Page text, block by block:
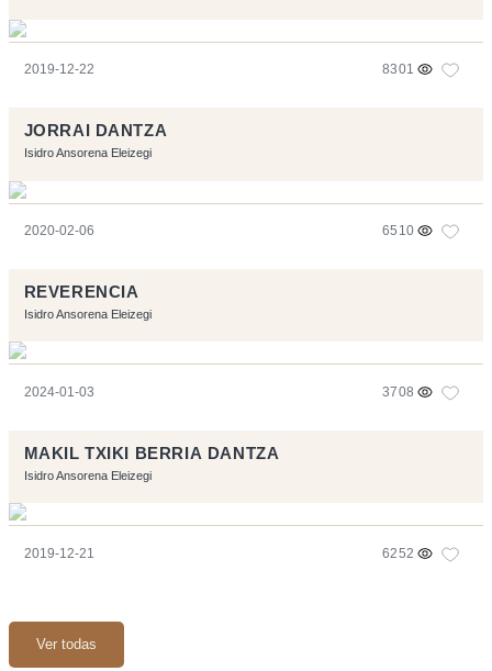
2019-12-22 8301
JORRAI DANTZA
Isidro Ansorena Eleizegi
2020-02-06 6510
REVERENCIA
Isidro Ansorena Eleizegi
2024-01-03 3708
MAKIL TXIKI BERRIA DANTZA
Isidro Ansorena Eleizegi
2019-12-21 6252
Ver todas